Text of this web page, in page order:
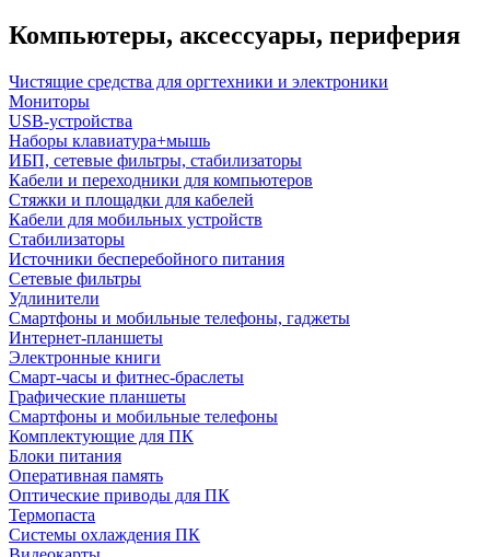
Компьютеры, аксессуары, периферия
Чистящие средства для оргтехники и электроники
Мониторы
USB-устройства
Наборы клавиатура+мышь
ИБП, сетевые фильтры, стабилизаторы
Кабели и переходники для компьютеров
Стяжки и площадки для кабелей
Кабели для мобильных устройств
Стабилизаторы
Источники бесперебойного питания
Сетевые фильтры
Удлинители
Смартфоны и мобильные телефоны, гаджеты
Интернет-планшеты
Электронные книги
Смарт-часы и фитнес-браслеты
Графические планшеты
Смартфоны и мобильные телефоны
Комплектующие для ПК
Блоки питания
Оперативная память
Оптические приводы для ПК
Термопаста
Системы охлаждения ПК